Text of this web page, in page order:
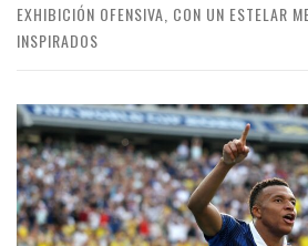
EXHIBICIÓN OFENSIVA, CON UN ESTELAR
INSPIRADOS